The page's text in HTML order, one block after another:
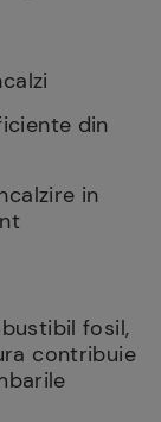
din
in
fosil,
contribuie